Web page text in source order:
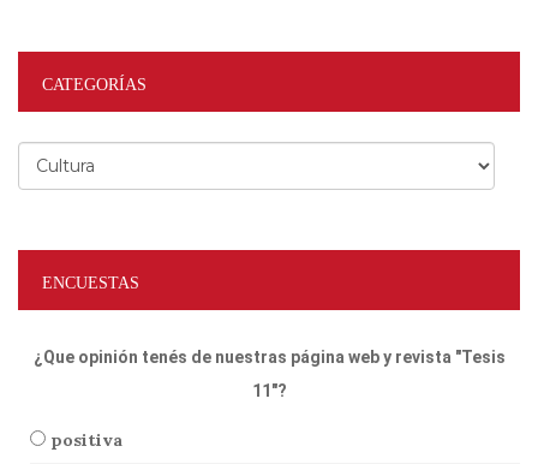
CATEGORÍAS
Categorías
ENCUESTAS
¿Que opinión tenés de nuestras página web y revista "Tesis
11"?
positiva